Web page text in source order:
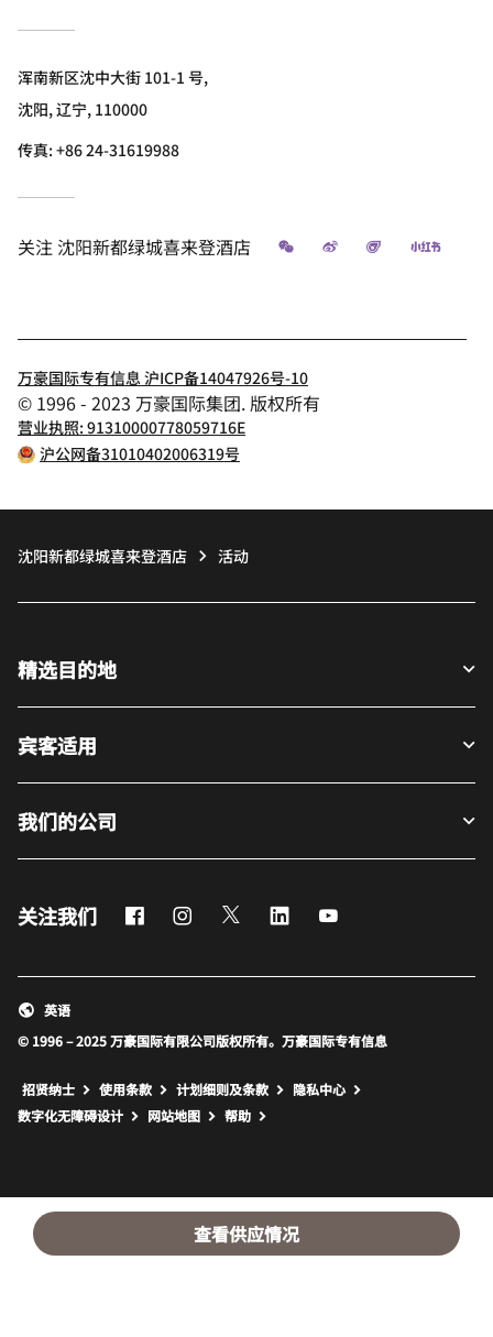
查看供应情况
浑南新区沈中大街 101-1 号,
沈阳, 辽宁, 110000
传真:+86 24-31619988
关注 沈阳新都绿城喜来登酒店 微信 微博 飞猪 小红书
万豪国际专有信息 沪ICP备14047926号-10
© 1996 - 2023 万豪国际集团. 版权所有
营业执照: 91310000778059716E
沪公网备31010402006319号
沈阳新都绿城喜来登酒店 活动
精选目的地
宾客适用
我们的公司
关注我们 FacebookInstagram
Twitter LinkedIn
© 1996 – 2025 万豪国际有限公司版权所有。万豪国际专有信息
英语
招贤纳士 使用条款 计划细则及条款
隐私中心
数字化无障碍设计
网站地图 打开新窗口
帮助